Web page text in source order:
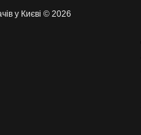
у Києві © 2026